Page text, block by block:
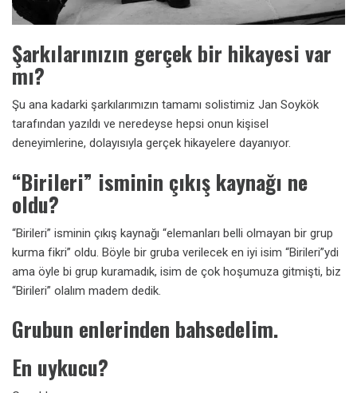
Şarkılarınızın gerçek bir hikayesi var
mı?
Şu ana kadarki şarkılarımızın tamamı solistimiz Jan Soykök
tarafından yazıldı ve neredeyse hepsi onun kişisel
deneyimlerine, dolayısıyla gerçek hikayelere dayanıyor.
“Birileri” isminin çıkış kaynağı ne
oldu?
“Birileri” isminin çıkış kaynağı “elemanları belli olmayan bir grup
kurma fikri” oldu. Böyle bir gruba verilecek en iyi isim “Birileri”ydi
ama öyle bi grup kuramadık, isim de çok hoşumuza gitmişti, biz
“Birileri” olalım madem dedik.
Grubun enlerinden bahsedelim.
En uykucu?